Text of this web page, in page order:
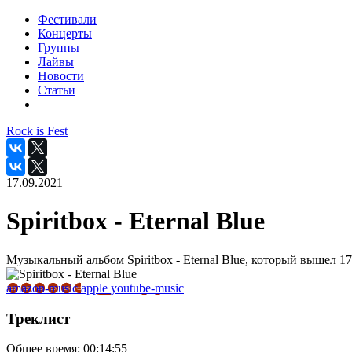
Фестивали
Концерты
Группы
Лайвы
Новости
Статьи
Rock is Fest
17.09.2021
Spiritbox - Eternal Blue
Музыкальный альбом Spiritbox - Eternal Blue, который вышел
amazon-musicapple youtube-music
Треклист
Общее время: 00:14:55